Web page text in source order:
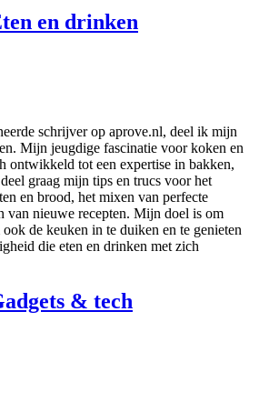
en drinken
schrijver op aprove.nl, deel ik mijn
Mijn jeugdige fascinatie voor koken en
ontwikkeld tot een expertise in bakken,
graag mijn tips en trucs voor het
en brood, het mixen van perfecte
van nieuwe recepten. Mijn doel is om
de keuken in te duiken en te genieten
die eten en drinken met zich
& tech